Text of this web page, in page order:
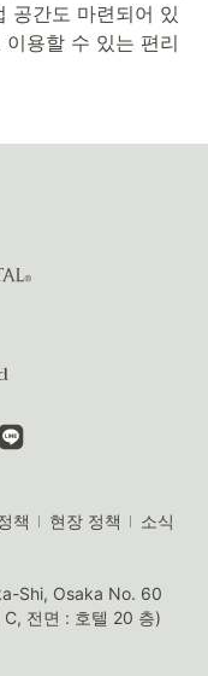
공간도 마련되어 있
용할 수 있는 편리
책 현장 정책 소식
Shi, Osaka No. 60
전면 : 호텔 20 층)